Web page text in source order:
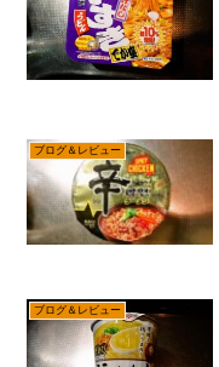
ブログ＆レビュー
ブログ＆レビュー